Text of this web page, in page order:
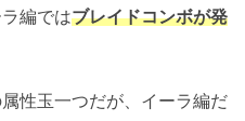
編ではブレイドコンボが発
性玉一つだが、イーラ編だ